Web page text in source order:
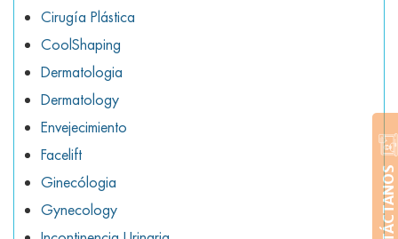
Cirugía Plástica
CoolShaping
Dermatologia
Dermatology
Envejecimiento
Facelift
Ginecólogia
Gynecology